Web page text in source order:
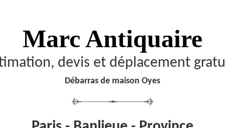
Marc Antiquaire
devis et déplacement
Débarras de maison Oyes